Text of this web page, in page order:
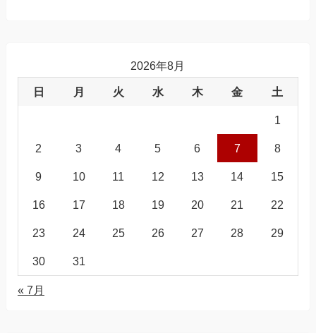
2026年8月
日 月 火 水 木 金 土
1
2 3 4 5 6 7 8
9 10 11 12 13 14 15
16 17 18 19 20 21 22
23 24 25 26 27 28 29
30 31
« 7月